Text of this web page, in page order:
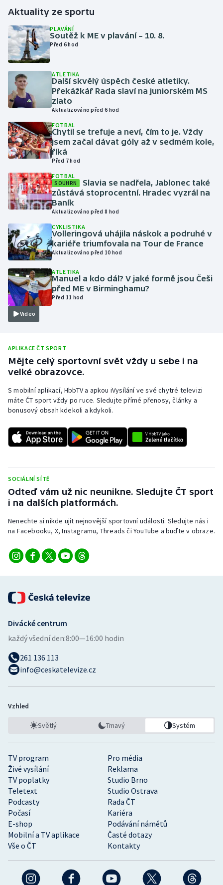
Gymnastika
Házená
Jezdectví
Judo
Krasobruslení
Lezení
Lyže a snowboard
Moderní pětiboj
Motorsport
Olympijské hry
Parasport
Plavání
Plážový volejbal
Rychlobruslení
Rychlostní kanoistika
Short track
Stolní tenis
Triatlon
Veslování
Vodní slalom
Ostatní
Aktuality ze sportu
PLAVÁNÍ
Soutěž k ME v plavání – 10. 8.
Před 6 hod
ATLETIKA
Další skvělý úspěch české atletiky.
Překážkář Rada slaví na juniorském MS
zlato
Aktualizováno před 6 hod
FOTBAL
Chytil se trefuje a neví, čím to je. Vždy
jsem začal dávat góly až v sedmém kole,
říká
Před 7 hod
FOTBAL
SOUHRN
Slavia se nadřela, Jablonec také
zůstává stoprocentní. Hradec vyzrál na
Baník
Aktualizováno před 8 hod
CYKLISTIKA
Volleringová uhájila náskok a podruhé v
kariéře triumfovala na Tour de France
Aktualizováno před 10 hod
Video
ATLETIKA
Manuel a kdo dál? V jaké formě jsou Češi
před ME v Birminghamu?
Před 11 hod
APLIKACE ČT SPORT
Mějte celý sportovní svět vždy u sebe i na
velké obrazovce.
S mobilní aplikací, HbbTV a apkou iVysílání ve své chytré televizi
máte ČT sport vždy po ruce. Sledujte přímé přenosy, články a
bonusový obsah kdekoli a kdykoli.
SOCIÁLNÍ SÍTĚ
Odteď vám už nic neunikne. Sledujte ČT sport
i na dalších platformách.
Nenechte si nikde ujít nejnovější sportovní události. Sledujte nás i
na Facebooku, X, Instagramu, Threads či YouTube a buďte v obraze.
TV program
Pro média
Živé vysílání
Reklama
TV poplatky
Studio Brno
Teletext
Studio Ostrava
Podcasty
Rada ČT
Počasí
Kariéra
E-shop
Podávání námětů
Mobilní a TV aplikace
Časté dotazy
Vše o ČT
Kontakty
Divácké centrum
každý všední den:8:00—16:00 hodin
261 136 113
info@ceskatelevize.cz
Vzhled
Světlý Tmavý Systém